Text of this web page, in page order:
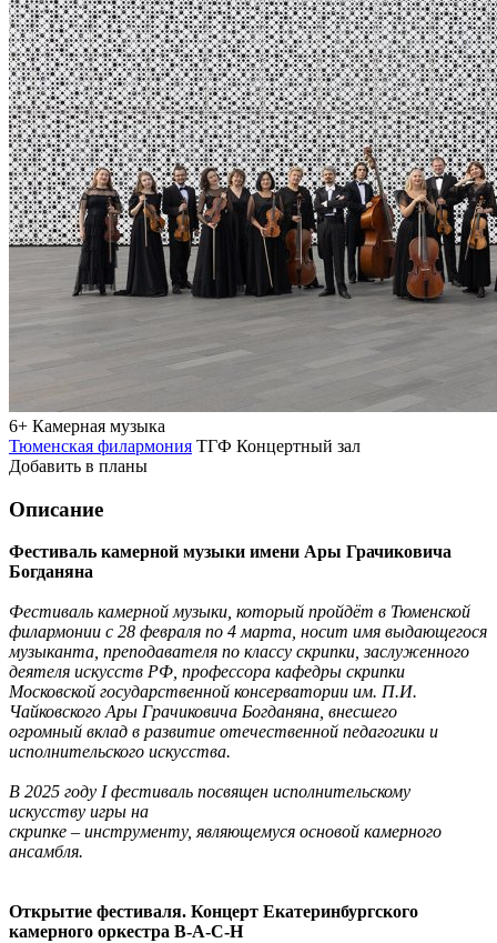
6+ Камерная музыка
Тюменская филармония ТГФ Концертный зал
Добавить в планы
Описание
Фестиваль камерной музыки имени Ары Грачиковича
Богданяна
Фестиваль камерной музыки, который пройдёт в Тюменской
филармонии с 28 февраля по 4 марта, носит имя выдающегося
музыканта, преподавателя по классу скрипки, заслуженного
деятеля искусств РФ, профессора кафедры скрипки
Московской государственной консерватории им. П.И.
Чайковского Ары Грачиковича Богданяна, внесшего
огромный вклад в развитие отечественной педагогики и
исполнительского искусства.
В 2025 году I фестиваль посвящен исполнительскому
искусству игры на
скрипке – инструменту, являющемуся основой камерного
ансамбля.
Открытие фестиваля. Концерт Екатеринбургского
камерного оркестра B-A-C-H